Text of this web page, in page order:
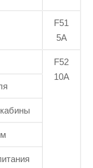
F51
5А
F52
10А